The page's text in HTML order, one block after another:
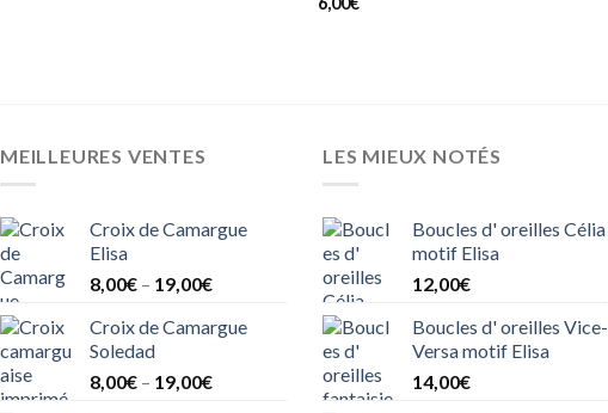
MEILLEURES VENTES
Croix de Camargue
Elisa
8,00€ – 19,00€
Croix de Camargue
Soledad
8,00€ – 19,00€
LES MIEUX NOTÉS
Boucles d' oreilles Célia
motif Elisa
12,00€
Boucles d' oreilles Vice-
Versa motif Elisa
14,00€